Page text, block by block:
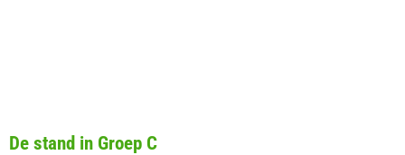
De stand in Groep C